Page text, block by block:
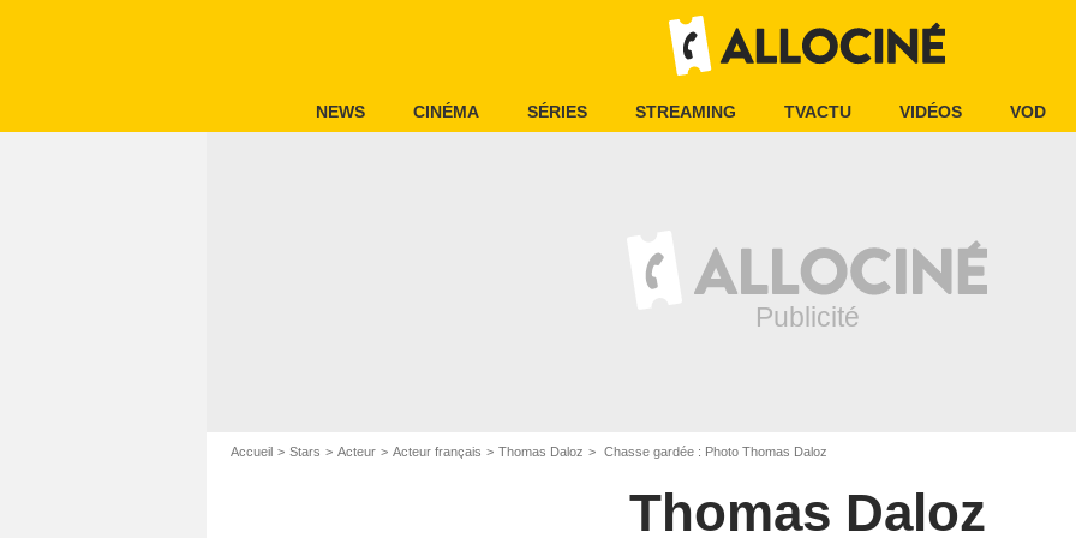
NEWS CINÉMA SÉRIES STREAMING TVACTU VIDÉOS VOD
Accueil Stars Acteur Acteur français Thomas Daloz Chasse gardée : Photo Thomas Daloz
Thomas Daloz